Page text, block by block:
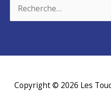
Copyright © 2026 Les